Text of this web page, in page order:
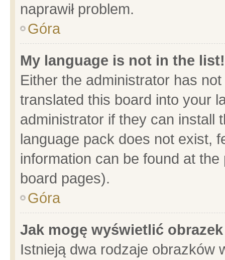
naprawił problem.
Góra
My language is not in the list!
Either the administrator has
translated this board into your
administrator if they can install
language pack does not exist,
information can be found at
board pages).
Góra
Jak mogę wyświetlić
Istnieją dwa rodzaje obrazków